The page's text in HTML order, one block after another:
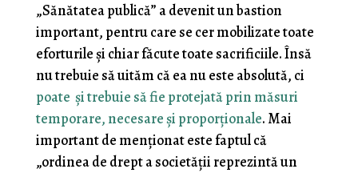
„Sănătatea publică” a devenit un bastion
important, pentru care se cer mobilizate toate
eforturile și chiar făcute toate sacrificiile. Însă
nu trebuie să uităm că ea nu este absolută, ci
poate și trebuie să fie protejată prin măsuri
temporare, necesare și proporționale. Mai
important de menționat este faptul că
„ordinea de drept a societății reprezintă un